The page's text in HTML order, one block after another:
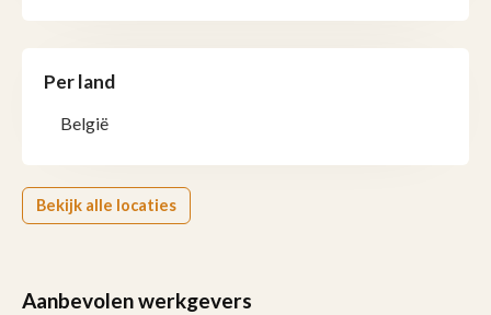
Per land
België
Bekijk alle locaties
Aanbevolen werkgevers